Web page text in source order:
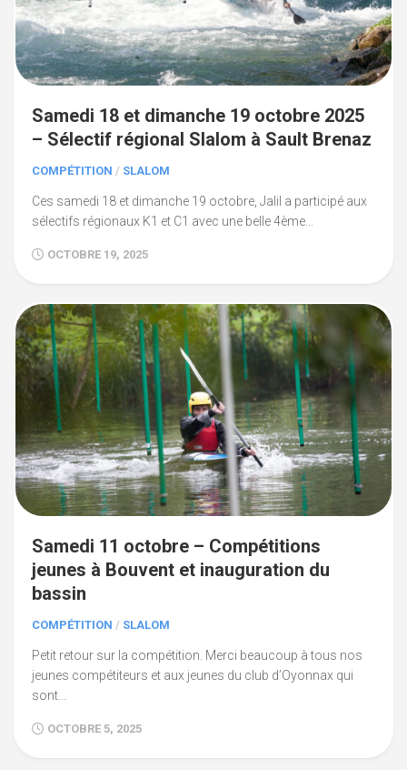
Samedi 18 et dimanche 19 octobre 2025
– Sélectif régional Slalom à Sault Brenaz
COMPÉTITION / SLALOM
Ces samedi 18 et dimanche 19 octobre, Jalil a participé aux
sélectifs régionaux K1 et C1 avec une belle 4ème...
OCTOBRE 19, 2025
Samedi 11 octobre – Compétitions
jeunes à Bouvent et inauguration du
bassin
COMPÉTITION / SLALOM
Petit retour sur la compétition. Merci beaucoup à tous nos
jeunes compétiteurs et aux jeunes du club d’Oyonnax qui
sont...
OCTOBRE 5, 2025